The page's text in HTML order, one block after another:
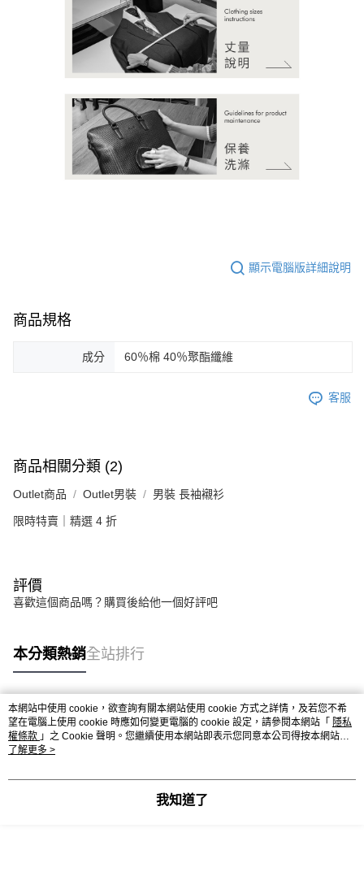
顯示電腦版詳細說明
商品規格
成分 60％棉 40％聚酯纖維
客服
商品相關分類 (2)
Outlet商品 Outlet男裝 男裝 長袖襯衫
限時特賣｜精選 4 折
評價
喜歡這個商品嗎？購買後給他一個好評吧
本分類熱銷全站排行
熱門標籤
本網站中使用 cookie，欲查詢有關本網站使用 cookie 方式之詳情，及若您不希
望在電腦上使用 cookie 時應如何變更電腦的 cookie 設定，請參閱本網站「 隱私
權條款 」之 Cookie 聲明。您繼續使用本網站即表示您同意本公司得按本網站使
用條款之 Cookie 聲明使用 cookie。
了解更多 >
我知道了